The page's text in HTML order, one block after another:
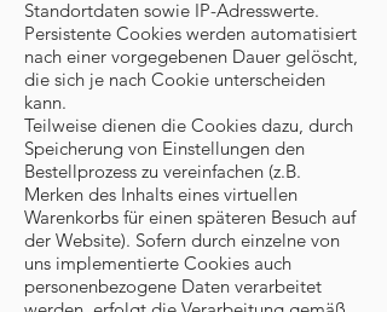
Standortdaten sowie IP-Adresswerte.
Persistente Cookies werden automatisiert
nach einer vorgegebenen Dauer gelöscht,
die sich je nach Cookie unterscheiden
kann.
Teilweise dienen die Cookies dazu, durch
Speicherung von Einstellungen den
Bestellprozess zu vereinfachen (z.B.
Merken des Inhalts eines virtuellen
Warenkorbs für einen späteren Besuch auf
der Website). Sofern durch einzelne von
uns implementierte Cookies auch
personenbezogene Daten verarbeitet